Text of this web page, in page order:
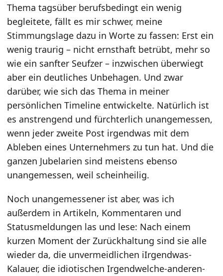
Thema tagsüber berufsbedingt ein wenig
begleitete, fällt es mir schwer, meine
Stimmungslage dazu in Worte zu fassen: Erst ein
wenig traurig – nicht ernsthaft betrübt, mehr so
wie ein sanfter Seufzer – inzwischen überwiegt
aber ein deutliches Unbehagen. Und zwar
darüber, wie sich das Thema in meiner
persönlichen Timeline entwickelte. Natürlich ist
es anstrengend und fürchterlich unangemessen,
wenn jeder zweite Post irgendwas mit dem
Ableben eines Unternehmers zu tun hat. Und die
ganzen Jubelarien sind meistens ebenso
unangemessen, weil scheinheilig.
Noch unangemessener ist aber, was ich
außerdem in Artikeln, Kommentaren und
Statusmeldungen las und lese: Nach einem
kurzen Moment der Zurückhaltung sind sie alle
wieder da, die unvermeidlichen iIrgendwas-
Kalauer, die idiotischen Irgendwelche-anderen-